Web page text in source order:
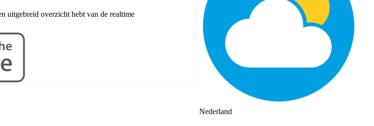
uitgebreid overzicht hebt van de realtime
Nederland